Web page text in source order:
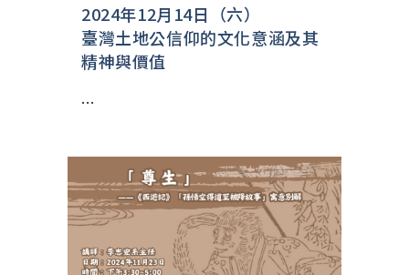
2024年12月14日（六）
臺灣土地公信仰的文化意涵及其
精神與價值
...